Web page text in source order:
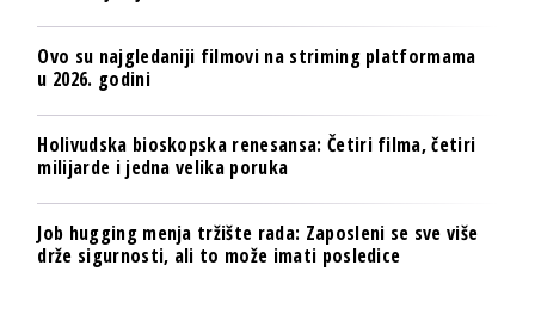
Ovo su najgledaniji filmovi na striming platformama
u 2026. godini
Holivudska bioskopska renesansa: Četiri filma, četiri
milijarde i jedna velika poruka
Job hugging menja tržište rada: Zaposleni se sve više
drže sigurnosti, ali to može imati posledice